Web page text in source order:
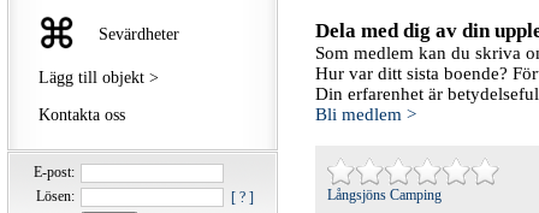
Sevärdheter
Lägg till objekt >
Kontakta oss
E-post:
Lösen:
[ ? ]
Dela med dig av din
Som medlem kan du skriva
Hur var ditt sista boende?
Din erfarenhet är
Bli medlem >
Långsjöns Camping